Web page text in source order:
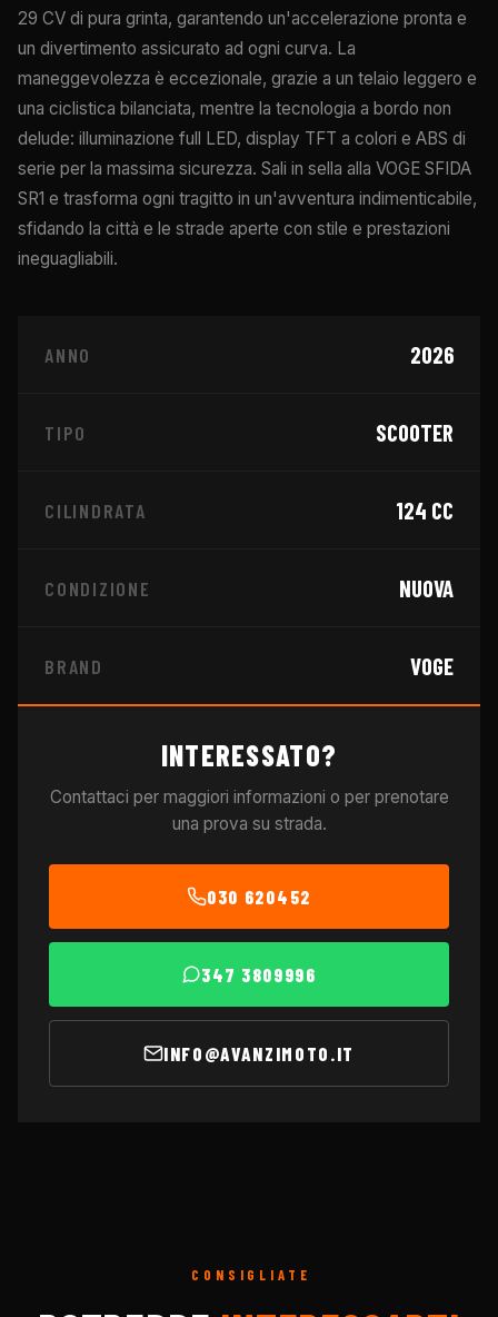
29 CV di pura grinta, garantendo un'accelerazione pronta e
un divertimento assicurato ad ogni curva. La
maneggevolezza è eccezionale, grazie a un telaio leggero e
una ciclistica bilanciata, mentre la tecnologia a bordo non
delude: illuminazione full LED, display TFT a colori e ABS di
serie per la massima sicurezza. Sali in sella alla VOGE SFIDA
SR1 e trasforma ogni tragitto in un'avventura indimenticabile,
sfidando la città e le strade aperte con stile e prestazioni
ineguagliabili.
ANNO 2026
TIPO SCOOTER
CILINDRATA 124 CC
CONDIZIONE NUOVA
BRAND VOGE
INTERESSATO?
Contattaci per maggiori informazioni o per prenotare
una prova su strada.
030 620452
347 3809996
INFO@AVANZIMOTO.IT
CONSIGLIATE